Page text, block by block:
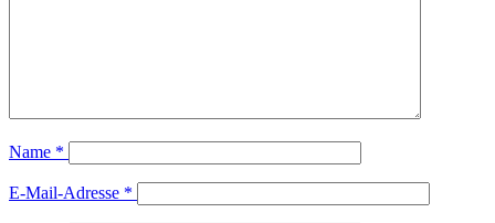
Name *
E-Mail-Adresse *